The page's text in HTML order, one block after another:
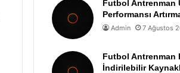
Futbol Antrenman
Performansı
Admin 7 Ağustos
Futbol Antrenman
İndirilebilir